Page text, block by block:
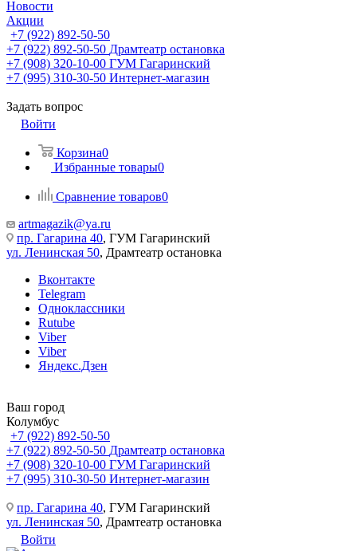
Новости
Акции
+7 (922) 892-50-50
+7 (922) 892-50-50 Драмтеатр остановка
+7 (908) 320-10-00 ГУМ Гагаринский
+7 (995) 310-30-50 Интернет-магазин
Задать вопрос
Войти
Корзина0
Избранные товары0
Сравнение товаров0
artmagazik@ya.ru
пр. Гагарина 40, ГУМ Гагаринский
ул. Ленинская 50, Драмтеатр остановка
Вконтакте
Telegram
Одноклассники
Rutube
Viber
Viber
Яндекс.Дзен
Ваш город
Колумбус
+7 (922) 892-50-50
+7 (922) 892-50-50 Драмтеатр остановка
+7 (908) 320-10-00 ГУМ Гагаринский
+7 (995) 310-30-50 Интернет-магазин
пр. Гагарина 40, ГУМ Гагаринский
ул. Ленинская 50, Драмтеатр остановка
Войти